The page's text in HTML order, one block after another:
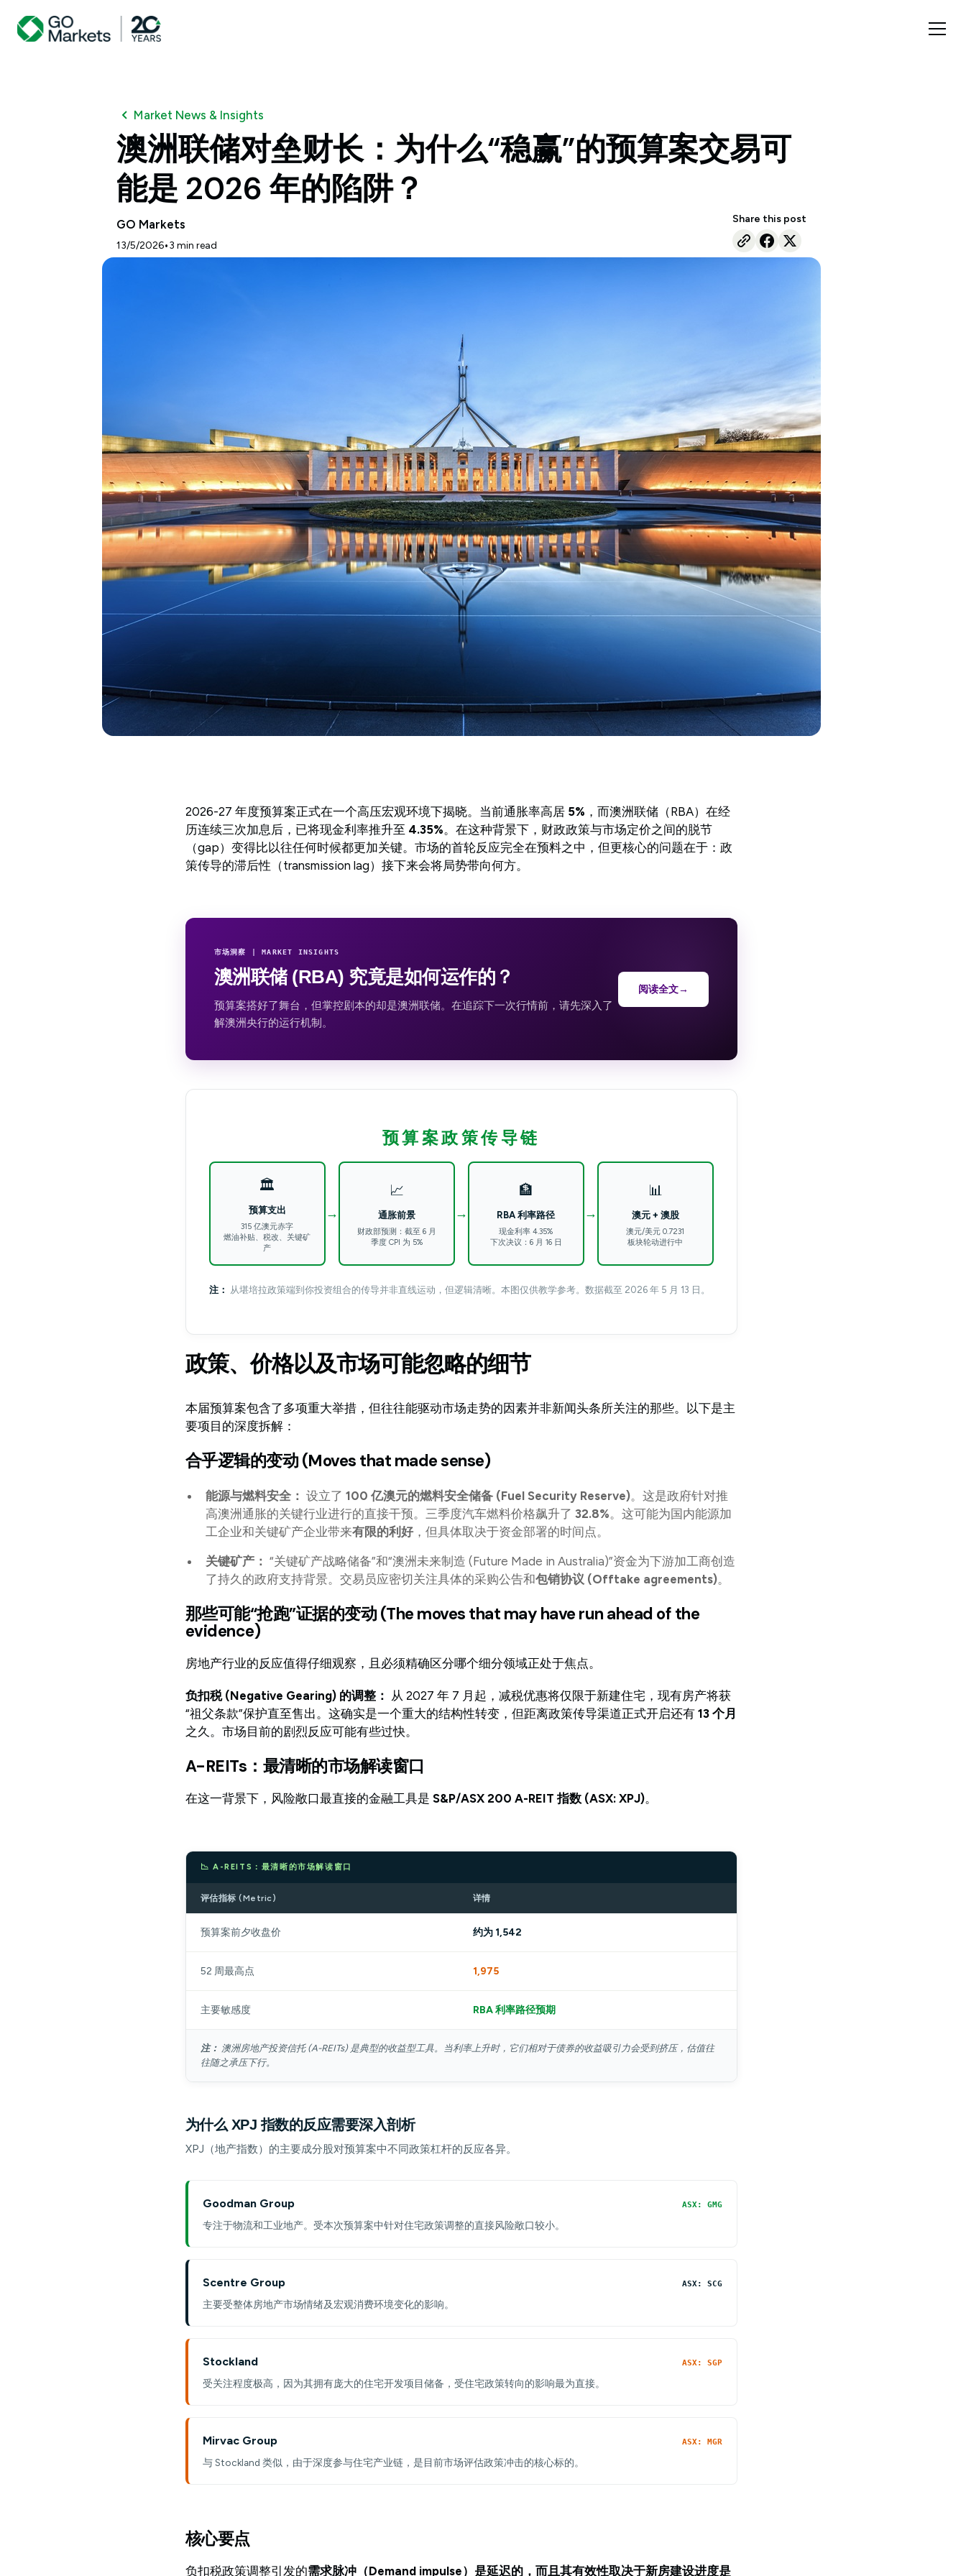
Market News & Insights
澳洲联储对垒财长：为什么“稳赢”的预算案交易可
能是 2026 年的陷阱？
GO Markets
13/5/2026•3 min read
Share this post
2026-27 年度预算案正式在一个高压宏观环境下揭晓。当前通胀率高居 5% ，而澳洲联储（RBA）在经
历连续三次加息后，已将现金利率推升至 4.35%。在这种背景下，财政政策与市场定价之间的脱节
（gap）变得比以往任何时候都更加关键。市场的首轮反应完全在预料之中，但更核心的问题在于：政
策传导的滞后性（transmission lag）接下来会将局势带向何方。
市场洞察 | MARKET INSIGHTS
澳洲联储 (RBA) 究竟是如何运作的？
预算案搭好了舞台，但掌控剧本的却是澳洲联储。在追踪下一次行情前，请先深入了
解澳洲央行的运行机制。
阅读全文→
预算案政策传导链
🏛️
预算支出
315 亿澳元赤字
燃油补贴、税改、关键矿
产
→
📈
通胀前景
财政部预测：截至 6 月
季度 CPI 为 5%
→
🏦
RBA 利率路径
现金利率 4.35%
下次决议：6 月 16 日
→
📊
澳元 + 澳股
澳元/美元 0.7231
板块轮动进行中
注： 从堪培拉政策端到你投资组合的传导并非直线运动，但逻辑清晰。本图仅供教学参考。数据截至 2026 年 5 月 13 日。
政策、价格以及市场可能忽略的细节
本届预算案包含了多项重大举措，但往往能驱动市场走势的因素并非新闻头条所关注的那些。以下是主
要项目的深度拆解：
合乎逻辑的变动 (Moves that made sense)
能源与燃料安全： 设立了 100 亿澳元的燃料安全储备 (Fuel Security Reserve)。这是政府针对推
高澳洲通胀的关键行业进行的直接干预。三季度汽车燃料价格飙升了 32.8%。这可能为国内能源加
工企业和关键矿产企业带来有限的利好，但具体取决于资金部署的时间点。
关键矿产： “关键矿产战略储备”和“澳洲未来制造 (Future Made in Australia)”资金为下游加工商创造
了持久的政府支持背景。交易员应密切关注具体的采购公告和包销协议 (Offtake agreements)。
那些可能“抢跑”证据的变动 (The moves that may have run ahead of the
evidence)
房地产行业的反应值得仔细观察，且必须精确区分哪个细分领域正处于焦点。
负扣税 (Negative Gearing) 的调整： 从 2027 年 7 月起，减税优惠将仅限于新建住宅，现有房产将获
“祖父条款”保护直至售出。这确实是一个重大的结构性转变，但距离政策传导渠道正式开启还有 13 个月
之久。市场目前的剧烈反应可能有些过快。
A-REITs：最清晰的市场解读窗口
在这一背景下，风险敞口最直接的金融工具是 S&P/ASX 200 A-REIT 指数 (ASX: XPJ)。
📉 A-REITS：最清晰的市场解读窗口
评估指标 (Metric) 详情
预算案前夕收盘价 约为 1,542
52 周最高点 1,975
主要敏感度 RBA 利率路径预期
注： 澳洲房地产投资信托 (A-REITs) 是典型的收益型工具。当利率上升时，它们相对于债券的收益吸引力会受到挤压，估值往
往随之承压下行。
为什么 XPJ 指数的反应需要深入剖析
XPJ（地产指数）的主要成分股对预算案中不同政策杠杆的反应各异。
Goodman Group ASX: GMG
专注于物流和工业地产。受本次预算案中针对住宅政策调整的直接风险敞口较小。
Scentre Group ASX: SCG
主要受整体房地产市场情绪及宏观消费环境变化的影响。
Stockland ASX: SGP
受关注程度极高，因为其拥有庞大的住宅开发项目储备，受住宅政策转向的影响最为直接。
Mirvac Group ASX: MGR
与 Stockland 类似，由于深度参与住宅产业链，是目前市场评估政策冲击的核心标的。
核心要点
负扣税政策调整引发的需求脉冲（Demand impulse）是延迟的，而且其有效性取决于新房建设进度是